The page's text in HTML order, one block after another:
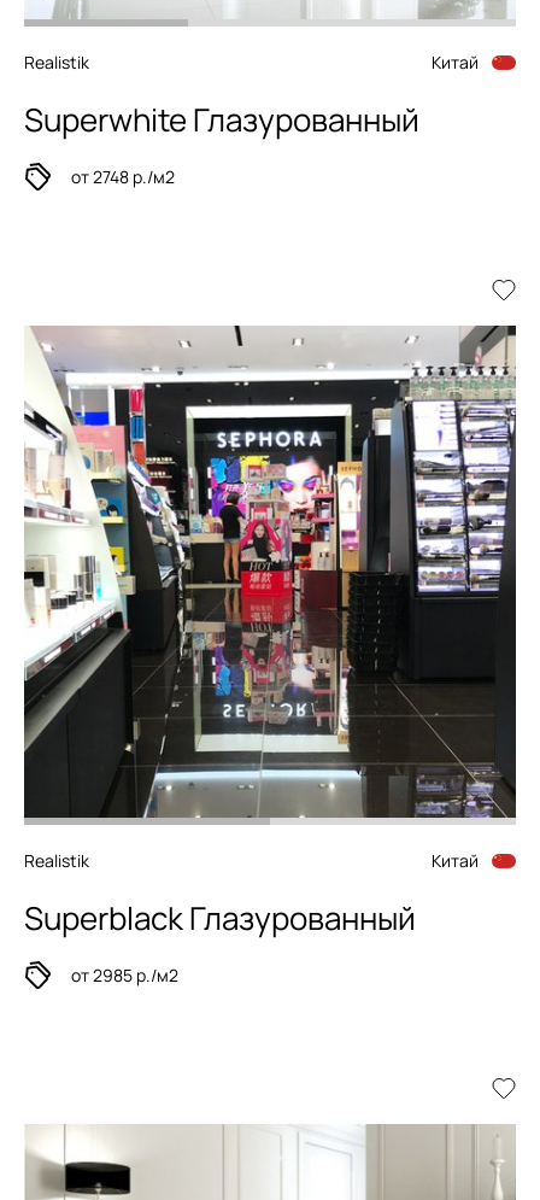
Realistik Китай
Superwhite Глазурованный
от 2748 р./м2
Realistik Китай
Superblack Глазурованный
от 2985 р./м2